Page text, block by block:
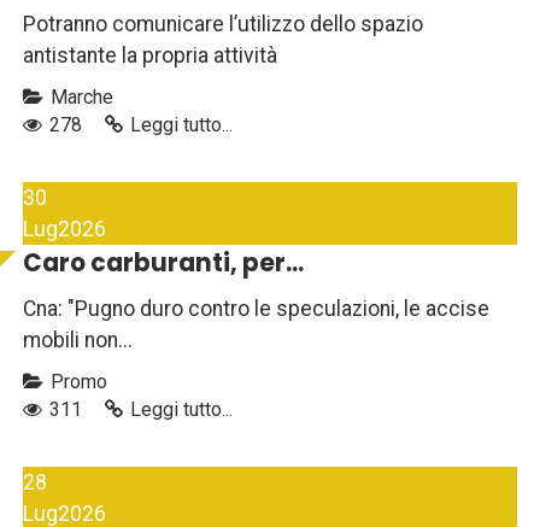
Potranno comunicare l’utilizzo dello spazio
antistante la propria attività
Marche
278
Leggi tutto...
30
Lug2026
Caro carburanti, per...
Cna: "Pugno duro contro le speculazioni, le accise
mobili non...
Promo
311
Leggi tutto...
28
Lug2026